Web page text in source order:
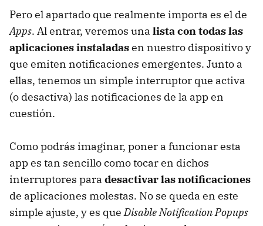
Pero el apartado que realmente importa es el de
Apps. Al entrar, veremos una lista con todas las
aplicaciones instaladasen nuestro dispositivo y
que emiten notificaciones emergentes. Junto a
ellas, tenemos un simple interruptor que activa
(o desactiva) las notificaciones de la app en
cuestión.
Como podrás imaginar, poner a funcionar esta
app es tan sencillo como tocar en dichos
interruptores para desactivar las notificaciones
de aplicaciones molestas. No se queda en este
simple ajuste, y es queDisable Notification Popups